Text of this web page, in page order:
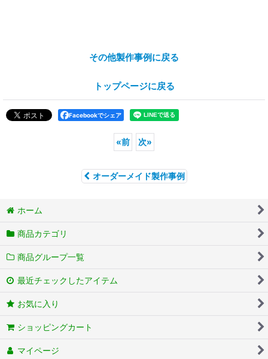
その他製作事例に戻る
トップページに戻る
Facebookでシェア
«前 次»
オーダーメイド製作事例
ホーム
商品カテゴリ
商品グループ一覧
最近チェックしたアイテム
お気に入り
ショッピングカート
マイページ